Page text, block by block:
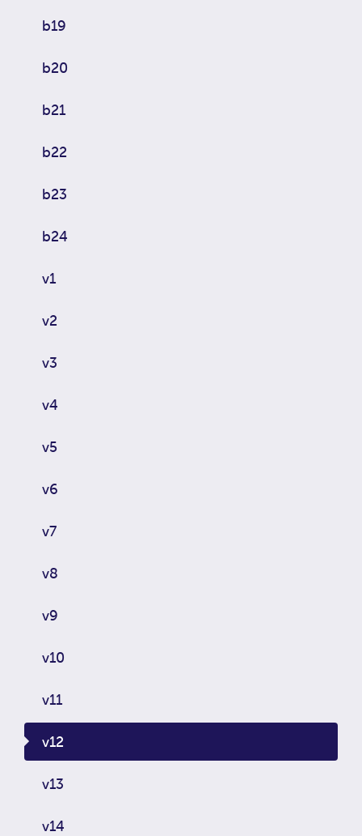
b19
b20
b21
b22
b23
b24
v1
v2
v3
v4
v5
v6
v7
v8
v9
v10
v11
v12
v13
v14